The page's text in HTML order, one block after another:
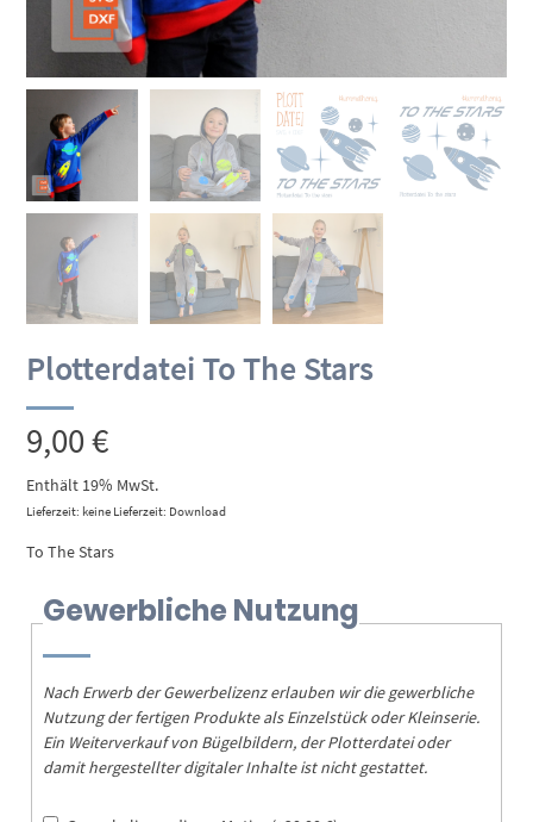
Plotterdatei To The Stars
9,00€
Enthält 19% MwSt.
Lieferzeit: keine Lieferzeit: Download
To The Stars
Gewerbliche Nutzung
Nach Erwerb der Gewerbelizenz erlauben wir die gewerbliche
Nutzung der fertigen Produkte als Einzelstück oder Kleinserie.
Ein Weiterverkauf von Bügelbildern, der Plotterdatei oder
damit hergestellter digitaler Inhalte ist nicht gestattet.